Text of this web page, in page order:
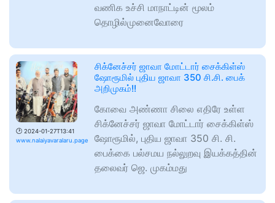
வணிக உச்சி மாநாட்டின் மூலம்
தொழில்முனைவோரை
🕑 2024-01-27T13:41
www.nalaiyavaralaru.page
சிக்னேச்சர் ஜாவா மோட்டார் சைக்கிள்ஸ்
ஷோரூமில் புதிய ஜாவா 350 சி.சி. பைக்
அறிமுகம்!!
கோவை அண்ணா சிலை எதிரே உள்ள
சிக்னேச்சர் ஜாவா மோட்டார் சைக்கிள்ஸ்
ஷோரூமில், புதிய ஜாவா 350 சி. சி.
பைக்கை பல்சமய நல்லுறவு இயக்கத்தின்
தலைவர் ஜெ. முகம்மது